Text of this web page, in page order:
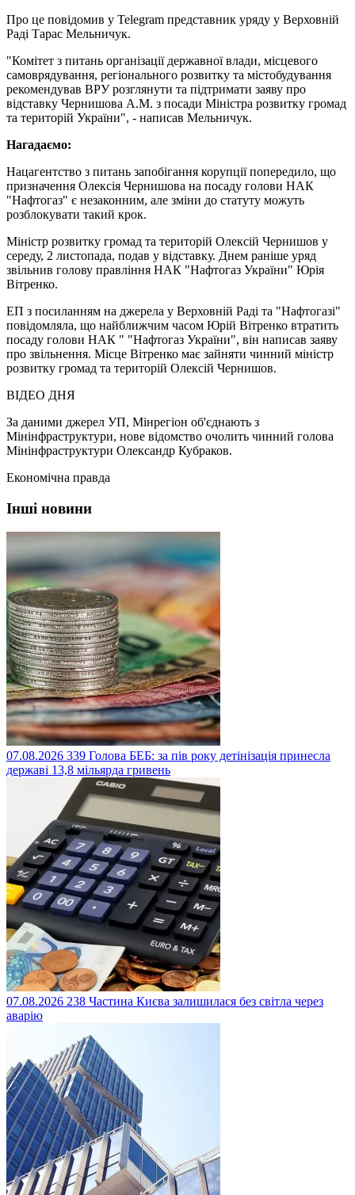
Про це повідомив у Telegram представник уряду у Верховній
Раді Тарас Мельничук.
"Комітет з питань організації державної влади, місцевого
самоврядування, регіонального розвитку та містобудування
рекомендував ВРУ розглянути та підтримати заяву про
відставку Чернишова А.М. з посади Міністра розвитку громад
та територій України", - написав Мельничук.
Нагадаємо:
Нацагентство з питань запобігання корупції попередило, що
призначення Олексія Чернишова на посаду голови НАК
"Нафтогаз" є незаконним, але зміни до статуту можуть
розблокувати такий крок.
Міністр розвитку громад та територій Олексій Чернишов у
середу, 2 листопада, подав у відставку. Днем раніше уряд
звільнив голову правління НАК "Нафтогаз України" Юрія
Вітренко.
ЕП з посиланням на джерела у Верховній Раді та "Нафтогазі"
повідомляла, що найближчим часом Юрій Вітренко втратить
посаду голови НАК " "Нафтогаз України", він написав заяву
про звільнення. Місце Вітренко має зайняти чинний міністр
розвитку громад та територій Олексій Чернишов.
ВІДЕО ДНЯ
За даними джерел УП, Мінрегіон об'єднають з
Мінінфраструктури, нове відомство очолить чинний голова
Мінінфраструктури Олександр Кубраков.
Економічна правда
Інші новини
07.08.2026 339 Голова БЕБ: за пів року детінізація принесла
державі 13,8 мільярда гривень
07.08.2026 238 Частина Києва залишилася без світла через
аварію